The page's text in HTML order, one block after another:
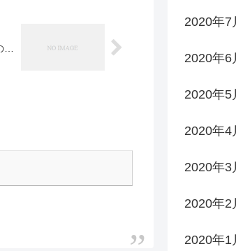
…
2020年7
2020年6
2020年5
2020年4
2020年3
2020年2
2020年1